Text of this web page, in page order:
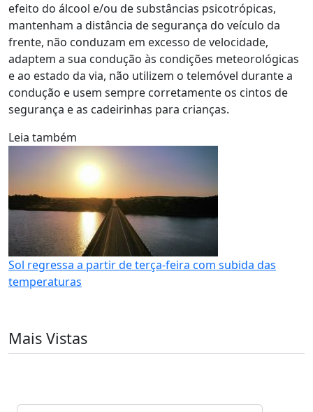
efeito do álcool e/ou de substâncias psicotrópicas,
mantenham a distância de segurança do veículo da
frente, não conduzam em excesso de velocidade,
adaptem a sua condução às condições meteorológicas
e ao estado da via, não utilizem o telemóvel durante a
condução e usem sempre corretamente os cintos de
segurança e as cadeirinhas para crianças.
Leia também
Sol regressa a partir de terça-feira com subida das
temperaturas
Mais Vistas